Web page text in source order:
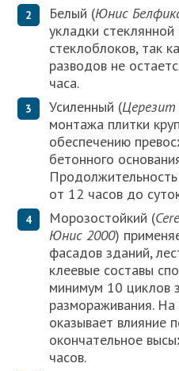
Белый (Юнис
укладки
стеклоблоков, так
разводов не
часа.
Усиленный (Церезит
монтажа плитки
обеспечению
бетонного
Продолжительность
от 12 часов до
Морозостойкий (
Юнис 2000)
фасадов зданий,
клеевые составы
минимум 10 циклов
размораживания. На
оказывает влияние
окончательное
часов.